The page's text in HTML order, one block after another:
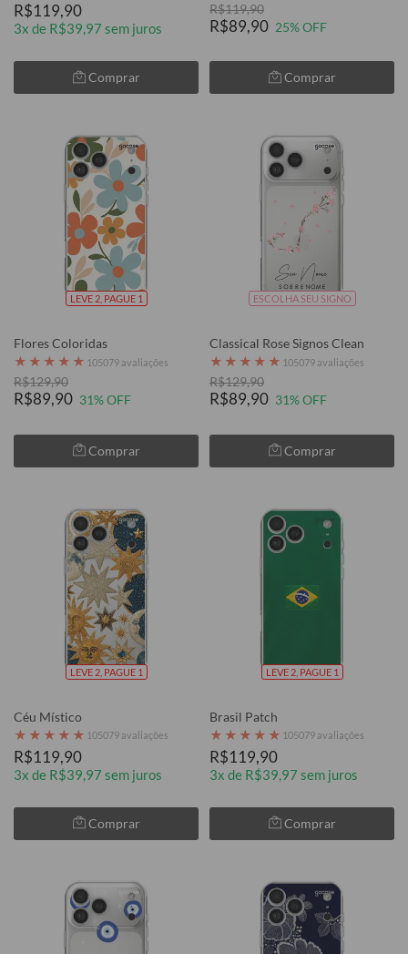
R$119,90
3x de R$39,97 sem juros
Comprar
R$119,90
R$89,90 25% OFF
Comprar
LEVE 2, PAGUE 1
Flores Coloridas
★ ★ ★ ★ ★ 105079 avaliações
R$129,90
R$89,90 31% OFF
Comprar
ESCOLHA SEU SIGNO
Classical Rose Signos Clean
★ ★ ★ ★ ★ 105079 avaliações
R$129,90
R$89,90 31% OFF
Comprar
LEVE 2, PAGUE 1
Céu Místico
★ ★ ★ ★ ★ 105079 avaliações
R$119,90
3x de R$39,97 sem juros
Comprar
LEVE 2, PAGUE 1
Brasil Patch
★ ★ ★ ★ ★ 105079 avaliações
R$119,90
3x de R$39,97 sem juros
Comprar